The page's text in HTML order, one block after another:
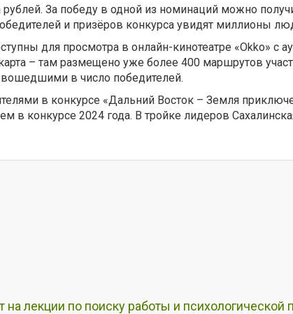
За победу в одной из номинаций можно
и призёров конкурса увидят миллионы
для просмотра в онлайн-кинотеатре «Okko» с
– там размещено уже более 400 маршрутов
вошедшими в число победителей.
в конкурсе «Дальний Восток – Земля
в конкурсе 2024 года. В тройке лидеров
лекции по поиску работы и психологической